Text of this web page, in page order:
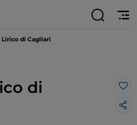
Lirico di Cagliari
di